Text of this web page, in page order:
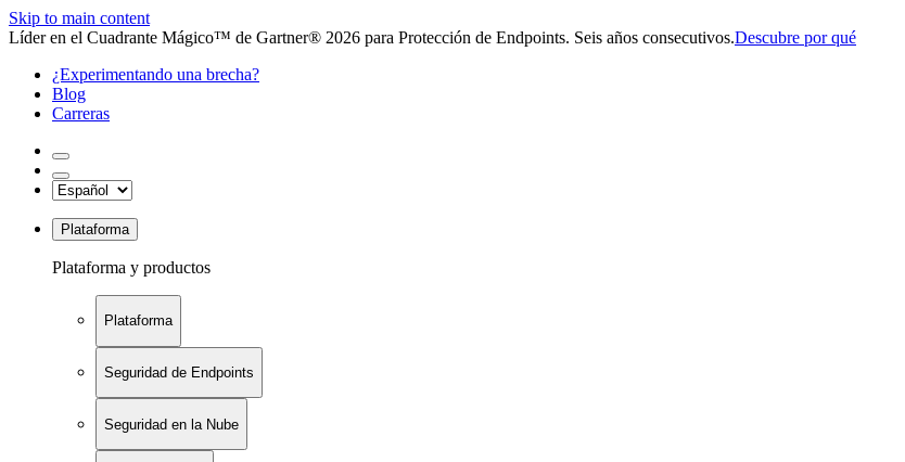
Skip to main content
Líder en el Cuadrante Mágico™ de Gartner® 2026 para Protección de Endpoints. Seis años consecutivos.Descubre por qué
¿Experimentando una brecha?
Blog
Carreras
Plataforma
Plataforma y productos
Plataforma
Seguridad de Endpoints
Seguridad en la Nube